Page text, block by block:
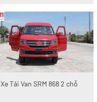
Xe Tải Van SRM 868 2 chỗ